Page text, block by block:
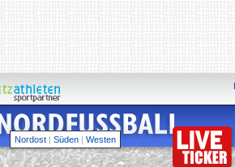
Nordost | Süden | Westen